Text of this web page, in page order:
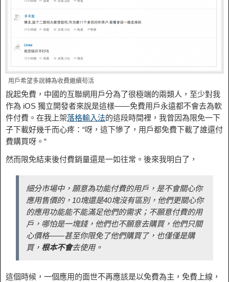
用戶希望多說轉為收費繼續苟活
說起免費，中國的互聯網用戶分為了很極端的兩類人，至少對我
作為 iOS 獨立開發者來說是這樣——免費用戶永遠都不會去為軟
件付費。在我上架落格輸入法的這段時間裡，我曾因為限免一下
子下載好幾千而心疼：“呀，這下慘了，用戶都免費下載了誰還付
費購買呀。“
然而限免結束後付費銷量還是一如往常。後來我明白了，
細分市場中，願意為功能付費的用戶，是不會關心你
應用售價的，10塊還是40塊沒有區別，他們更關心你
的應用功能能不能滿足他們的需求；不願意付費的用
戶，哪怕是一塊錢，他們也不願意去購買，他們只關
心價格——甚至你限免了他們購買了，也僅僅是購
買， 根本不會去使用。
這個時候，一個應用的面世不再應該是以免費為主，免費上線，